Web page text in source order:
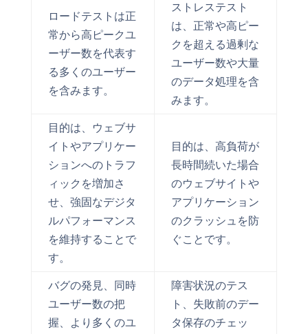
ロードテストは正
常から高ピークユ
ーザー数を代表す
る多くのユーザー
を含みます。
ストレステスト
は、正常や高ピー
クを超える過剰な
ユーザー数や大量
のデータ処理を含
みます。
目的は、ウェブサ
イトやアプリケー
ションへのトラフ
ィックを増加さ
せ、強固なデジタ
ルパフォーマンス
を維持することで
す。
目的は、高負荷が
長時間続いた場合
のウェブサイトや
アプリケーション
のクラッシュを防
ぐことです。
バグの発見、同時
ユーザー数の把
握、より多くのユ
障害状況のテス
ト、失敗前のデー
タ保存のチェッ